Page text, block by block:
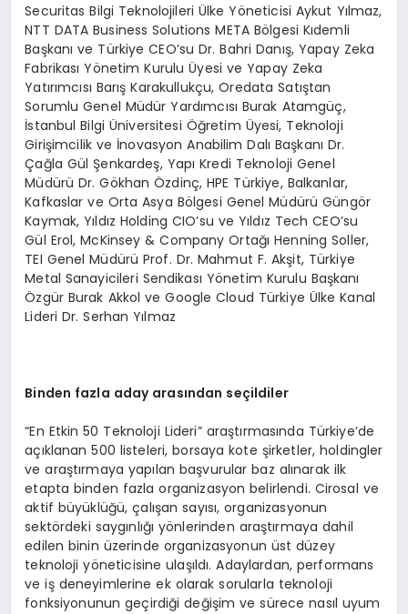
Securitas Bilgi Teknolojileri Ülke Yöneticisi Aykut Yılmaz,
NTT DATA Business Solutions META Bölgesi Kıdemli
Başkanı ve Türkiye CEO’su Dr. Bahri Danış, Yapay Zeka
Fabrikası Yönetim Kurulu Üyesi ve Yapay Zeka
Yatırımcısı Barış Karakullukçu, Oredata Satıştan
Sorumlu Genel Müdür Yardımcısı Burak Atamgüç,
İstanbul Bilgi Üniversitesi Öğretim Üyesi, Teknoloji
Girişimcilik ve İnovasyon Anabilim Dalı Başkanı Dr.
Çağla Gül Şenkardeş, Yapı Kredi Teknoloji Genel
Müdürü Dr. Gökhan Özdinç, HPE Türkiye, Balkanlar,
Kafkaslar ve Orta Asya Bölgesi Genel Müdürü Güngör
Kaymak, Yıldız Holding CIO’su ve Yıldız Tech CEO’su
Gül Erol, McKinsey & Company Ortağı Henning Soller,
TEI Genel Müdürü Prof. Dr. Mahmut F. Akşit, Türkiye
Metal Sanayicileri Sendikası Yönetim Kurulu Başkanı
Özgür Burak Akkol ve Google Cloud Türkiye Ülke Kanal
Lideri Dr. Serhan Yılmaz
Binden fazla aday arasından seçildiler
“En Etkin 50 Teknoloji Lideri” araştırmasında Türkiye’de
açıklanan 500 listeleri, borsaya kote şirketler, holdingler
ve araştırmaya yapılan başvurular baz alınarak ilk
etapta binden fazla organizasyon belirlendi. Cirosal ve
aktif büyüklüğü, çalışan sayısı, organizasyonun
sektördeki saygınlığı yönlerinden araştırmaya dahil
edilen binin üzerinde organizasyonun üst düzey
teknoloji yöneticisine ulaşıldı. Adaylardan, performans
ve iş deneyimlerine ek olarak sorularla teknoloji
fonksiyonunun geçirdiği değişim ve sürece nasıl uyum